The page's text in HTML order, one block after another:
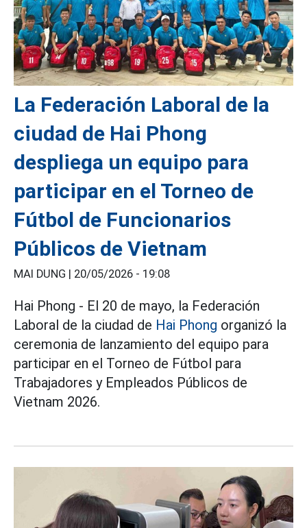
La Federación Laboral de la
ciudad de Hai Phong
despliega un equipo para
participar en el Torneo de
Fútbol de Funcionarios
Públicos de Vietnam
MAI DUNG | 20/05/2026 - 19:08
Hai Phong - El 20 de mayo, la Federación
Laboral de la ciudad de Hai Phong organizó la
ceremonia de lanzamiento del equipo para
participar en el Torneo de Fútbol para
Trabajadores y Empleados Públicos de
Vietnam 2026.